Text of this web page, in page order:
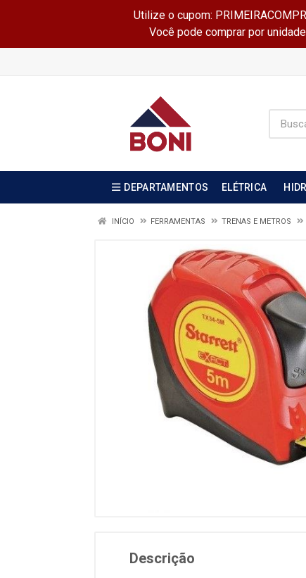
Utilize o cupom:
Você pode comprar por
DEPARTAMENTOS ELÉTRICA
INÍCIO FERRAMENTAS TRENAS E METROS
Descrição